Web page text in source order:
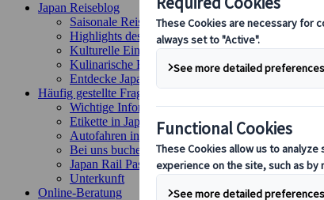
Japan Reiseblog
Saisonale Reisetipps
Highlights des Reiseziels
Kulturelle Einblicke
Kulinarische Erlebnisse
Entdecke Japan mit dem Zug
Häufig gestellte Fragen
Wichtige Informationen
Etikette in Japan
Autofahren in Japan
Bei uns buchen
Japan Rail Pass
Unterkunft
Online-Beratung